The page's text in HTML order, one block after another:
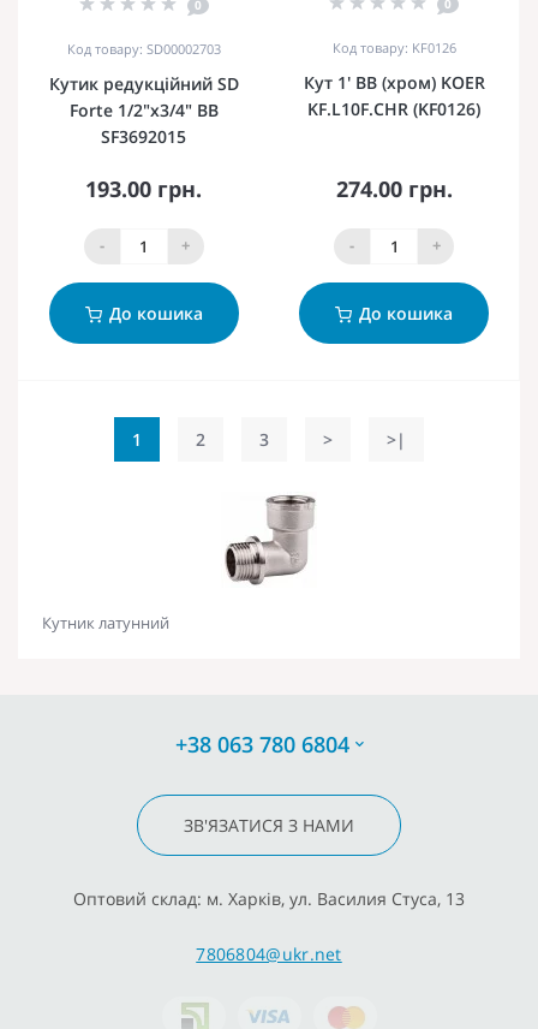
0
Код товару: SD00002703
Кутик редукційний SD
Forte 1/2"х3/4" ВВ
SF3692015
193.00 грн.
- +
До кошика
0
Код товару: KF0126
Кут 1' ВВ (хром) KOER
KF.L10F.CHR (KF0126)
274.00 грн.
- +
До кошика
1 2 3 > >|
Кутник латунний
+38 063 780 6804
ЗВ'ЯЗАТИСЯ З НАМИ
Оптовий склад: м. Харків, ул. Василия Стуса, 13
7806804@ukr.net